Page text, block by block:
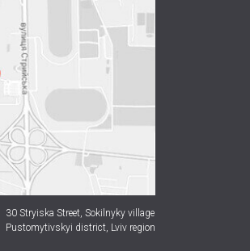
30 Stryiska Street, Sokilnyky village
Pustomytivskyi district, Lviv region